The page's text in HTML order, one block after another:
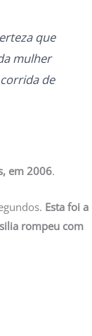
que
mulher
de
em 2006.
Esta foi a
rompeu com